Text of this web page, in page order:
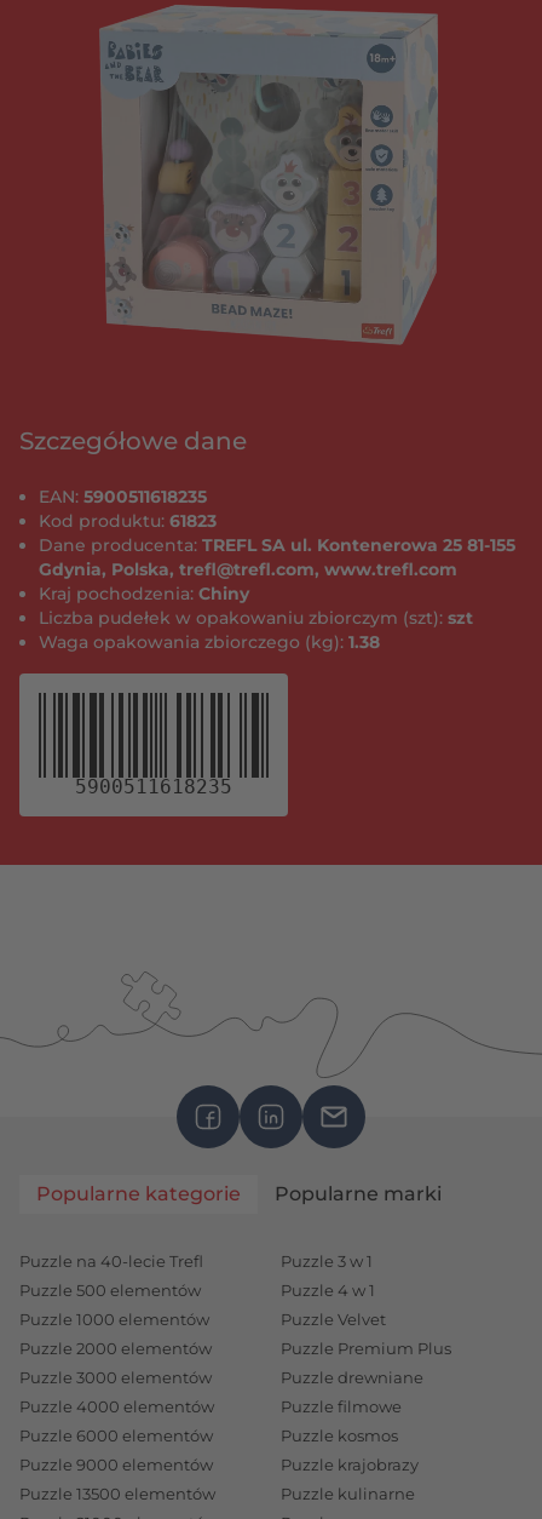
Szczegółowe dane
EAN: 5900511618235
Kod produktu: 61823
Dane producenta: TREFL SA ul. Kontenerowa 25 81-155
Gdynia, Polska, trefl@trefl.com, www.trefl.com
Kraj pochodzenia: Chiny
Liczba pudełek w opakowaniu zbiorczym (szt): szt
Waga opakowania zbiorczego (kg): 1.38
5900511618235
Popularne kategorie Popularne marki
Puzzle na 40-lecie Trefl
Puzzle 500 elementów
Puzzle 1000 elementów
Puzzle 2000 elementów
Puzzle 3000 elementów
Puzzle 4000 elementów
Puzzle 6000 elementów
Puzzle 9000 elementów
Puzzle 13500 elementów
Puzzle 3 w 1
Puzzle 4 w 1
Puzzle Velvet
Puzzle Premium Plus
Puzzle drewniane
Puzzle filmowe
Puzzle kosmos
Puzzle krajobrazy
Puzzle kulinarne